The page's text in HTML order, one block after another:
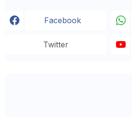
Facebook
Twitter